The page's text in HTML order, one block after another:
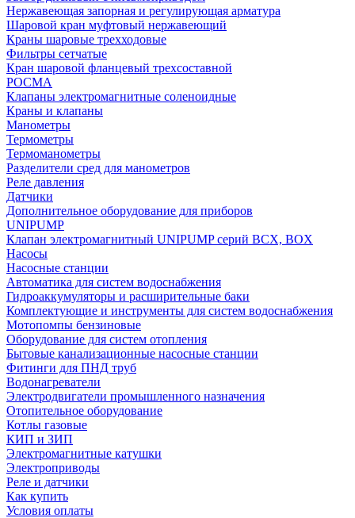
Нержавеющая запорная и регулирующая арматура
Шаровой кран муфтовый нержавеющий
Краны шаровые трехходовые
Фильтры сетчатые
Кран шаровой фланцевый трехсоставной
РОСМА
Клапаны электромагнитные соленоидные
Краны и клапаны
Манометры
Термометры
Термоманометры
Разделители сред для манометров
Реле давления
Датчики
Дополнительное оборудование для приборов
UNIPUMP
Клапан электромагнитный UNIPUMP серий BCX, BOX
Насосы
Насосные станции
Автоматика для систем водоснабжения
Гидроаккумуляторы и расширительные баки
Комплектующие и инструменты для систем водоснабжения
Мотопомпы бензиновые
Оборудование для систем отопления
Бытовые канализационные насосные станции
Фитинги для ПНД труб
Водонагреватели
Электродвигатели промышленного назначения
Отопительное оборудование
Котлы газовые
КИП и ЗИП
Электромагнитные катушки
Электроприводы
Реле и датчики
Как купить
Условия оплаты